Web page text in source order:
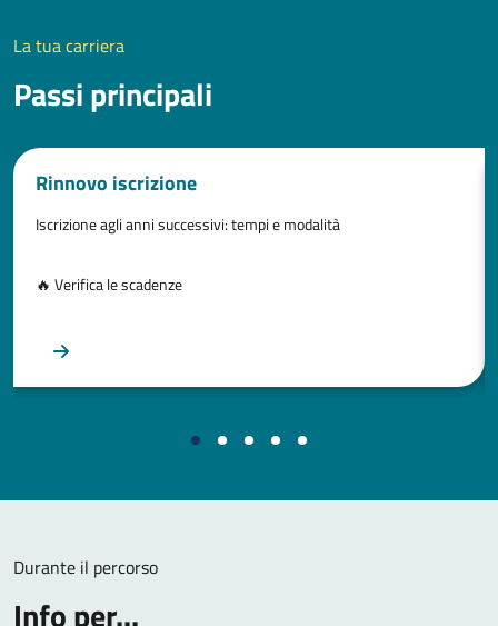
La tua carriera
Passi principali
Rinnovo iscrizione
Iscrizione agli anni successivi: tempi e modalità
🔥 Verifica le scadenze
Durante il percorso
Info per...